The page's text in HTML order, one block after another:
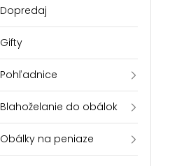
Dopredaj
Gifty
Pohľadnice
Blahoželanie do obálok
Obálky na peniaze